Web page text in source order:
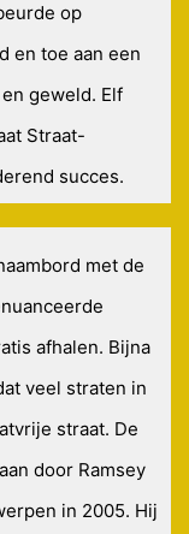
op
en toe aan een
geweld. Elf
Straat-
succes.
met de
afhalen. Bijna
veel straten in
straat. De
door Ramsey
in 2005. Hij